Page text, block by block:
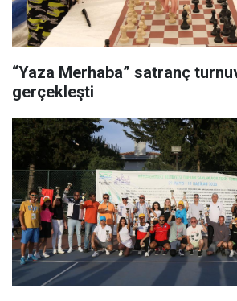
“Yaza Merhaba” satranç
gerçekleşti